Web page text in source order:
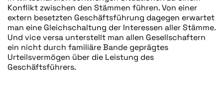
Konflikt zwischen den Stämmen führen. Von einer
extern besetzten Geschäftsführung dagegen erwartet
man eine Gleichschaltung der Interessen aller Stämme.
Und vice versa unterstellt man allen Gesellschaftern
ein nicht durch familiäre Bande geprägtes
Urteilsvermögen über die Leistung des
Geschäftsführers.